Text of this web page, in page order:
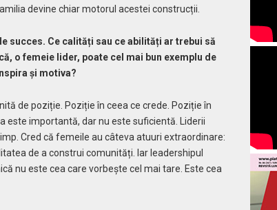
devine chiar motorul acestei construcții.
succes. Ce calități sau ce abilități ar trebui să
o femeie lider, poate cel mai bun exemplu de
și motiva?
de poziție. Poziție în ceea ce crede. Poziție în
este importantă, dar nu este suficientă. Liderii
Cred că femeile au câteva atuuri extraordinare:
de a construi comunități. Iar leadershipul
nu este cea care vorbește cel mai tare. Este cea